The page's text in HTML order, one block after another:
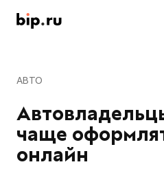
АВТО
чаще
онлайн